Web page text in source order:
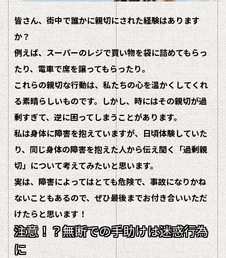
皆さん、街中で誰かに親切にされた経験はあります
か？
例えば、スーパーのレジで買い物を袋に詰めてもらっ
たり、電車で席を譲ってもらったり。
これらの親切な行動は、私たちの心を温かくしてくれ
る素晴らしいものです。しかし、時にはその親切が過
剰すぎて、逆に困ってしまうことがあります。
私は身体に障害を抱えていますが、日頃体験していた
り、同じ身体の障害を抱えた人から伝え聞く「過剰親
切」について考えてみたいと思います。
実は、障害によってはとても危険で、事故になりかね
ないこともあるので、ぜひ最後までお付き合いいただ
けたらと思います！
注意！？無断での手助けは迷惑行為
に